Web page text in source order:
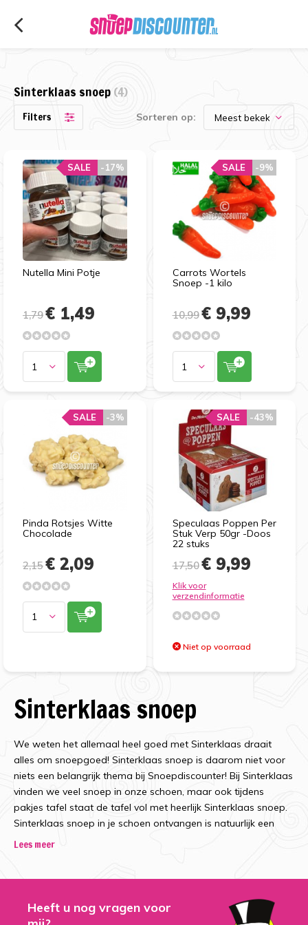
Sinterklaas snoep(4)
Filters Sorteren op:
Nutella Mini Potje
-17%
SALE
1,79€ 1,49
Carrots Wortels
Snoep -1 kilo
-9%
SALE
10,99€ 9,99
Pinda Rotsjes Witte
Chocolade
-3%
SALE
2,15€ 2,09
Speculaas Poppen Per
Stuk Verp 50gr -Doos
22 stuks
-43%
SALE
17,50€ 9,99
Klik voor
verzendinformatie
Niet op voorraad
Sinterklaas snoep
We weten het allemaal heel goed met Sinterklaas draait
alles om snoepgoed! Sinterklaas snoep is daarom niet voor
niets een belangrijk thema bij Snoepdiscounter! Bij Sinterklaas
vinden we veel snoep in onze schoen, maar ook tijdens
pakjes tafel staat de tafel vol met heerlijk Sinterklaas snoep.
Sinterklaas snoep in je schoen ontvangen is natuurlijk een
super leuk maar vooral lekker cadeau! Binnen het
tijdens pakjesavond. Haal je
gemakkelijk en
snel in huis bij snoepdiscounter! Boven 50 euro hebben we in
Lees meer
Heeft u nog vragen voor